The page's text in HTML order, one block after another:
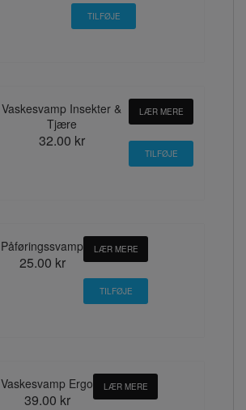
Vaskesvamp Insekter &
Tjære
32.00 kr
LÆR MERE
Påføringssvamp
25.00 kr
LÆR MERE
Vaskesvamp Ergo
39.00 kr
LÆR MERE